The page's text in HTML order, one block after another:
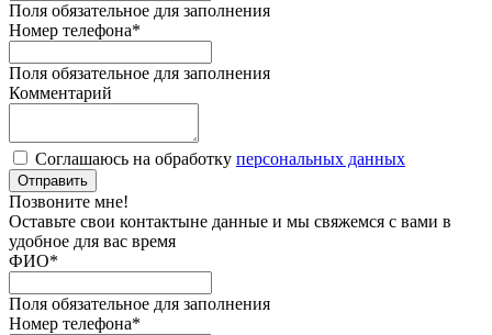
Поля обязательное для заполнения
Номер телефона*
Поля обязательное для заполнения
Комментарий
Соглашаюсь на обработку персональных данных
Отправить
Позвоните мне!
Оставьте свои контактыне данные и мы свяжемся с вами в
удобное для вас время
ФИО*
Поля обязательное для заполнения
Номер телефона*